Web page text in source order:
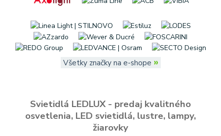
Všetky značky na e-shope »
Svietidlá LEDLUX - predaj kvalitného
osvetlenia, LED svietidlá, lustre, lampy,
žiarovky